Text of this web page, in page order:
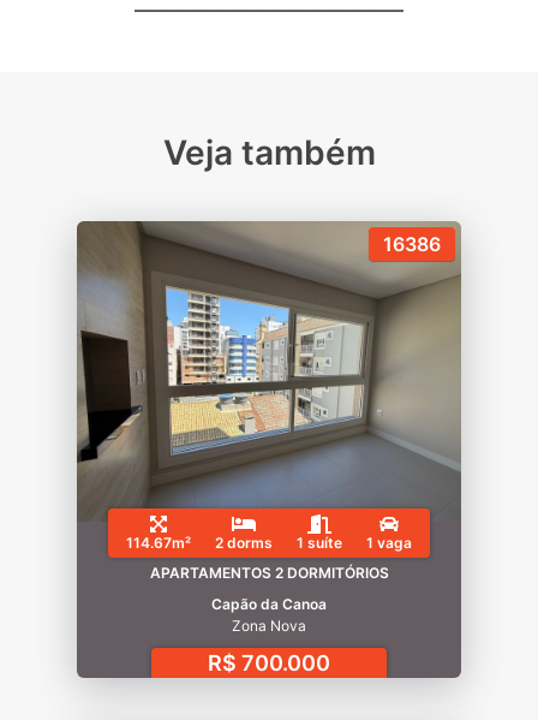
Veja também
16386
114.67m² 2 dorms 1 suíte
1 vaga
APARTAMENTOS 2 DORMITÓRIOS
Capão da Canoa
Zona Nova
R$ 700.000